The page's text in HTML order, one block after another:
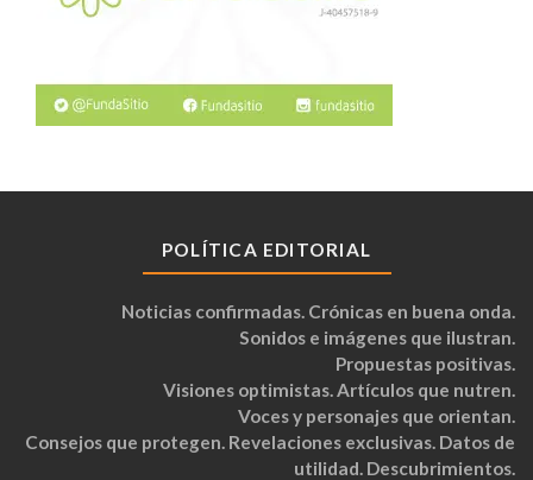
POLÍTICA EDITORIAL
Noticias confirmadas. Crónicas en buena onda.
Sonidos e imágenes que ilustran.
Propuestas positivas.
Visiones optimistas. Artículos que nutren.
Voces y personajes que orientan.
Consejos que protegen. Revelaciones exclusivas. Datos de
utilidad. Descubrimientos.